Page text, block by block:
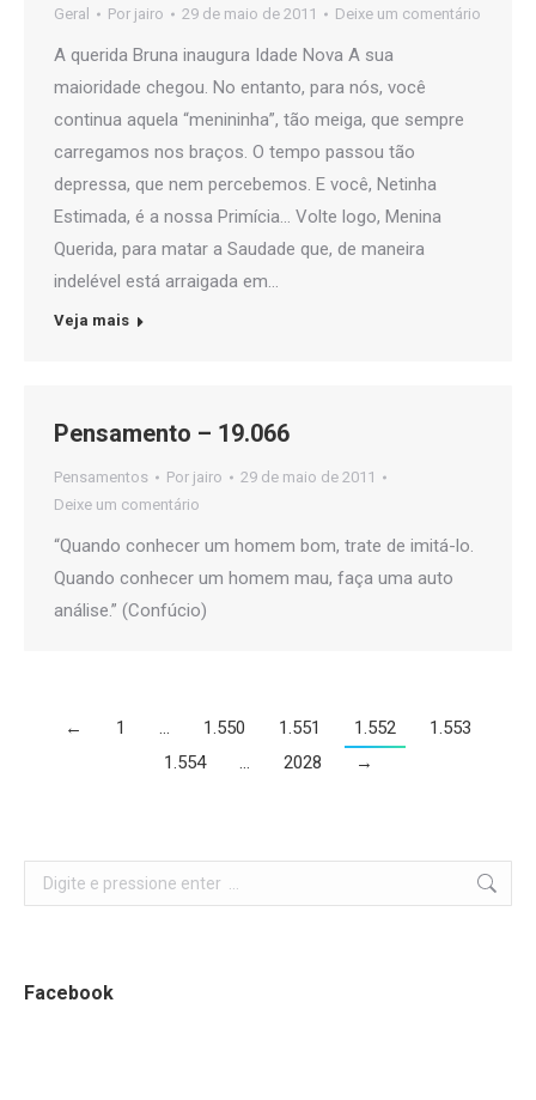
Geral Por jairo 29 de maio de 2011 Deixe um comentário
A querida Bruna inaugura Idade Nova A sua
maioridade chegou. No entanto, para nós, você
continua aquela “menininha”, tão meiga, que sempre
carregamos nos braços. O tempo passou tão
depressa, que nem percebemos. E você, Netinha
Estimada, é a nossa Primícia… Volte logo, Menina
Querida, para matar a Saudade que, de maneira
indelével está arraigada em…
Veja mais
Pensamento – 19.066
Pensamentos Por jairo
29 de maio de 2011
Deixe um comentário
“Quando conhecer um homem bom, trate de imitá-lo.
Quando conhecer um homem mau, faça uma auto
análise.” (Confúcio)
← 1 … 1.550 1.551 1.552
1.553
1.554
… 2028 →
Search:
Facebook